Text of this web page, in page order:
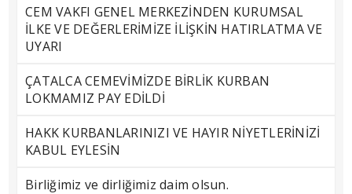
CEM VAKFI GENEL MERKEZİNDEN KURUMSAL
İLKE VE DEĞERLERİMİZE İLİŞKİN HATIRLATMA VE
UYARI
ÇATALCA CEMEVİMİZDE BİRLİK KURBAN
LOKMAMIZ PAY EDİLDİ
HAKK KURBANLARINIZI VE HAYIR NİYETLERİNİZİ
KABUL EYLESİN
Birliğimiz ve dirliğimiz daim olsun.